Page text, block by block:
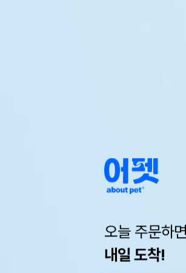
오늘 주문하면
내일 도착!